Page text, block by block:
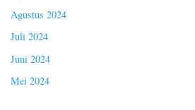
Agustus 2024
Juli 2024
Juni 2024
Mei 2024